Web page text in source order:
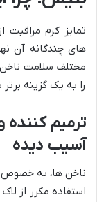
تمایز کرم
های چندگانه آن
مختلف سلامت
را به یک گزینه
ترمیم
آسیب دیده
ناخن ها، به خصوص
استفاده مکرر از